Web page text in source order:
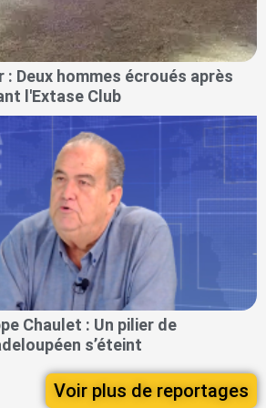
Deux hommes écroués après
l'Extase Club
Chaulet : Un pilier de
s’éteint
Voir plus de reportages